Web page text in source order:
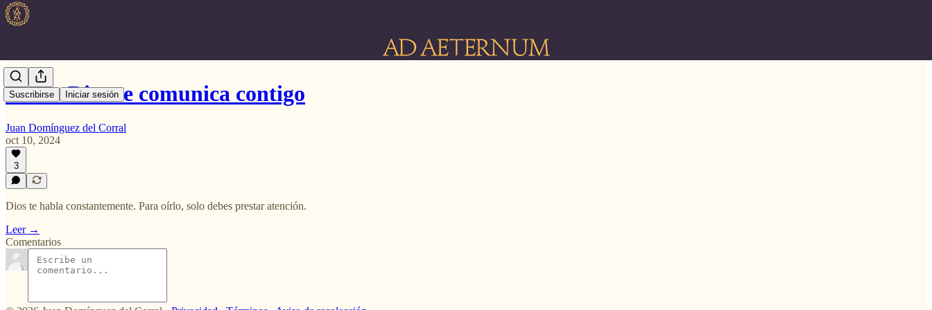
Suscribirse Iniciar sesión
Como Dios se comunica contigo
Juan Domínguez del Corral
oct 10, 2024
3
Dios te habla constantemente. Para oírlo, solo debes prestar atención.
Leer →
Comentarios